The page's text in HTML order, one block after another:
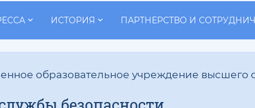
ИСТОРИЯ ПАРТНЕРСТВО И
образовательное учреждение высшего